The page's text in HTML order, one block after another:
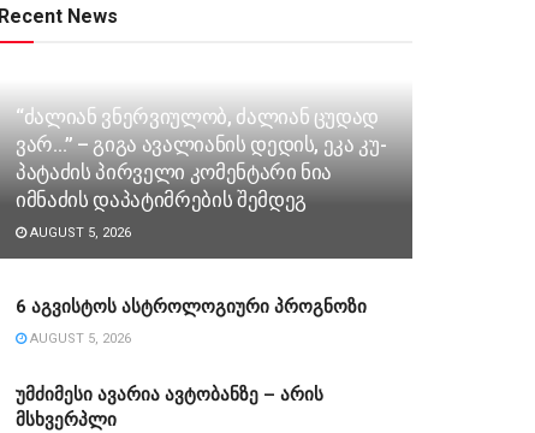
Recent News
“ძა­ლი­ან ვნერ­ვი­უ­ლობ, ძა­ლი­ან ცუ­დად
ვარ…” – გიგა ავა­ლი­ა­ნის დე­დის, ეკა კუ­
პა­ტა­ძის პირველი კომენტარი ნია
იმნაძის დაპატიმრების შემდეგ
AUGUST 5, 2026
6 აგვისტოს ასტროლოგიური პროგნოზი
AUGUST 5, 2026
უმძიმესი ავარია ავტობანზე – არის
მსხვერპლი